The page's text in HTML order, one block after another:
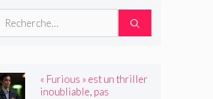
Rechercher :
« Furious » est un thriller
inoubliable, pas